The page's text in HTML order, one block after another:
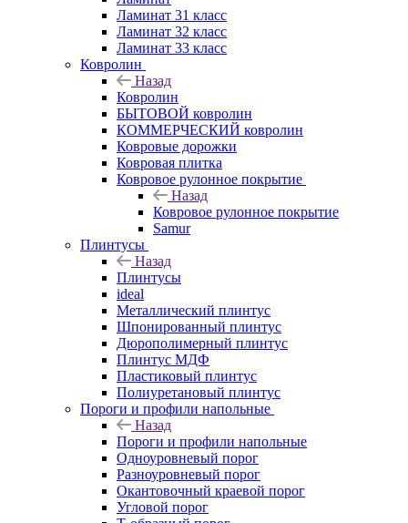
Ламинат 31 класс
Ламинат 32 класс
Ламинат 33 класс
Ковролин
Назад
Ковролин
БЫТОВОЙ ковролин
КОММЕРЧЕСКИЙ ковролин
Ковровые дорожки
Ковровая плитка
Ковровое рулонное покрытие
Назад
Ковровое рулонное покрытие
Samur
Плинтусы
Назад
Плинтусы
ideal
Металлический плинтус
Шпонированный плинтус
Дюрополимерный плинтус
Плинтус МДФ
Пластиковый плинтус
Полиуретановый плинтус
Пороги и профили напольные
Назад
Пороги и профили напольные
Одноуровневый порог
Разноуровневый порог
Окантовочный краевой порог
Угловой порог